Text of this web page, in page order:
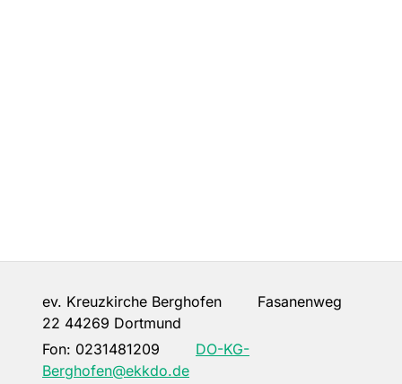
ev. Kreuzkirche Berghofen Fasanenweg
22 44269 Dortmund
Fon: 0231481209
DO-KG-
Berghofen@ekkdo.de